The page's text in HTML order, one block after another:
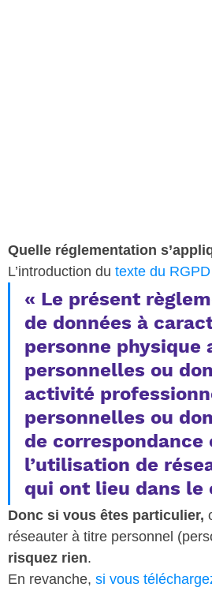
Quelle réglementation
L’introduction du texte du RGPD
« Le présent
de données à
personne physique
personnelles ou
activité
personnelles ou
de correspondance
l’utilisation de
qui ont lieu dans le
Donc si vous êtes particulier,
réseauter à titre personnel
risquez rien.
En revanche, si vous